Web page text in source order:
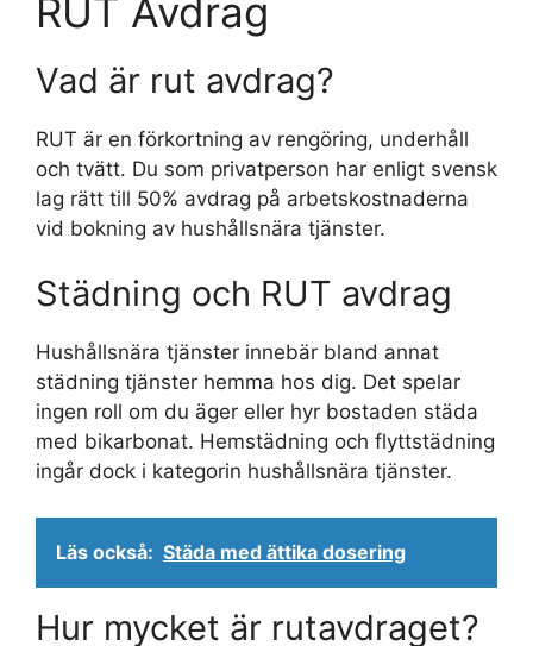
RUT Avdrag
Vad är rut avdrag?
RUT är en förkortning av rengöring, underhåll
och tvätt. Du som privatperson har enligt svensk
lag rätt till 50% avdrag på arbetskostnaderna
vid bokning av hushållsnära tjänster.
Städning och RUT avdrag
Hushållsnära tjänster innebär bland annat
städning tjänster hemma hos dig. Det spelar
ingen roll om du äger eller hyr bostaden städa
med bikarbonat. Hemstädning och flyttstädning
ingår dock i kategorin hushållsnära tjänster.
Läs också: Städa med ättika dosering
Hur mycket är rutavdraget?